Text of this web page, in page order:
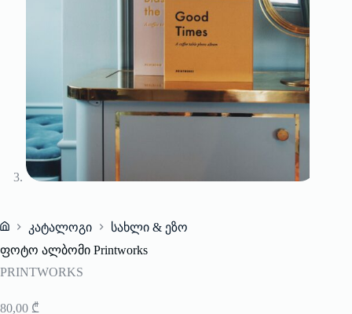
Home
კატალოგი
სახლი & ეზო
ფოტო ალბომი Printworks
PRINTWORKS
80,00 ₾